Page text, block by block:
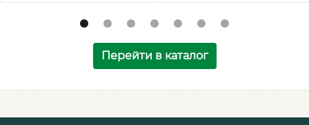
Перейти в каталог